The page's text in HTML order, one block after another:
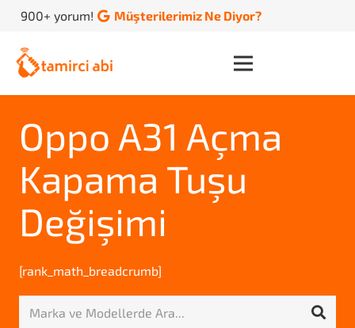
900+ yorum! Müşterilerimiz Ne Diyor?
Oppo A31 Açma
Kapama Tuşu
Değişimi
[rank_math_breadcrumb]